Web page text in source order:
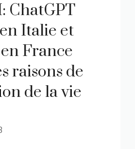
ChatGPT
Italie et
France
raisons de
de la vie